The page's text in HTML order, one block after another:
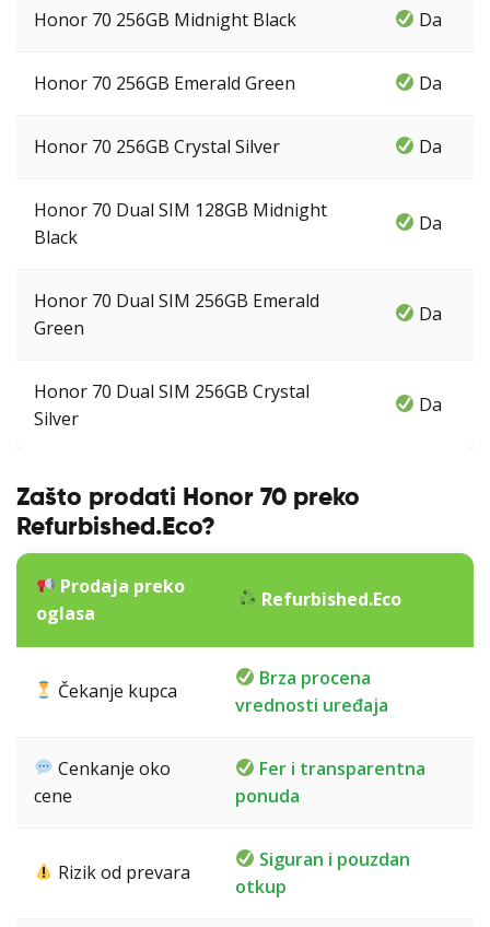
Honor 70 256GB Midnight Black Da
Honor 70 256GB Emerald Green Da
Honor 70 256GB Crystal Silver Da
Honor 70 Dual SIM 128GB Midnight
Black
Da
Honor 70 Dual SIM 256GB Emerald
Green
Da
Honor 70 Dual SIM 256GB Crystal
Silver
Da
Zašto prodati Honor 70 preko
Refurbished.Eco?
Prodaja preko
oglasa
Refurbished.Eco
Čekanje kupca
Brza procena
vrednosti uređaja
Cenkanje oko
cene
Fer i transparentna
ponuda
Rizik od prevara
Siguran i pouzdan
otkup